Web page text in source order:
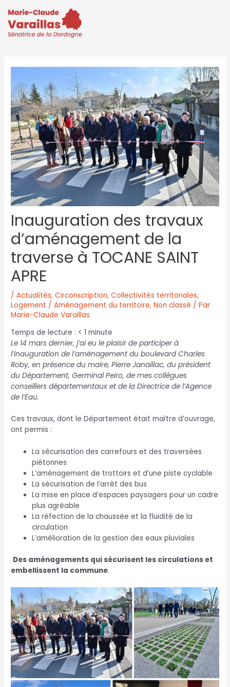
Inauguration des travaux
d’aménagement de la
traverse à TOCANE SAINT
APRE
/Actualités,Circonscription,Collectivités territoriales,
Logement / Aménagement du territoire,Non classé / Par
Marie-Claude Varaillas
Temps de lecture : < 1 minute
Le 14 mars dernier, j’ai eu le plaisir de participer à
l’inauguration de l’aménagement du boulevard Charles
Roby, en présence du maire, Pierre Janaillac, du président
du Département, Germinal Peiro, de mes collègues
conseillers départementaux et de la Directrice de l’Agence
de l’Eau.
Ces travaux, dont le Département était maître d’ouvrage,
ont permis :
La sécurisation des carrefours et des traversées
piétonnes
L’aménagement de trottoirs et d’une piste cyclable
La sécurisation de l’arrêt des bus
La mise en place d’espaces paysagers pour un cadre
plus agréable
La réfection de la chaussée et la fluidité de la
circulation
L’amélioration de la gestion des eaux pluviales
Des aménagements qui sécurisent les circulations et
embellissent la commune.